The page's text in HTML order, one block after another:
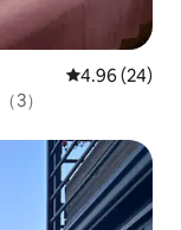
レビュー24
4.96 (24)
3）